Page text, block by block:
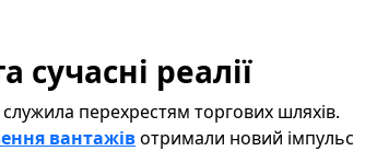
сучасні реалії
служила перехрестям торгових шляхів.
вантажівотримали новий імпульс